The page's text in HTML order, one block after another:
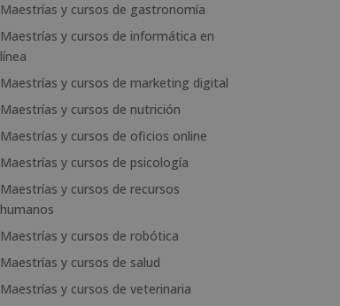
Maestrías y cursos de gastronomía
Maestrías y cursos de informática en
línea
Maestrías y cursos de marketing digital
Maestrías y cursos de nutrición
Maestrías y cursos de oficios online
Maestrías y cursos de psicología
Maestrías y cursos de recursos
humanos
Maestrías y cursos de robótica
Maestrías y cursos de salud
Maestrías y cursos de veterinaria